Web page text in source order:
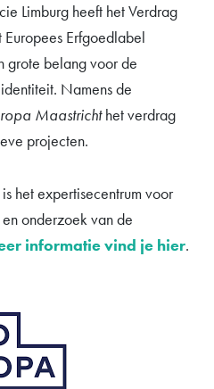
Limburg heeft het Verdrag
Erfgoedlabel
grote belang voor de
Namens de
Maastrichthet verdrag
projecten.
is het expertisecentrum voor
onderzoek van de
informatie vind je hier.